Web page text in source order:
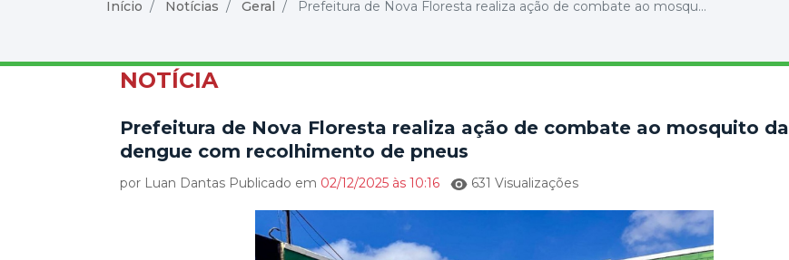
Início Notícias Geral Prefeitura de Nova Floresta realiza ação de combate ao mosqu...
NOTÍCIA
Prefeitura de Nova Floresta realiza ação de combate ao mosquito da
dengue com recolhimento de pneus
por Luan Dantas Publicado em 02/12/2025 às 10:16 631 Visualizações